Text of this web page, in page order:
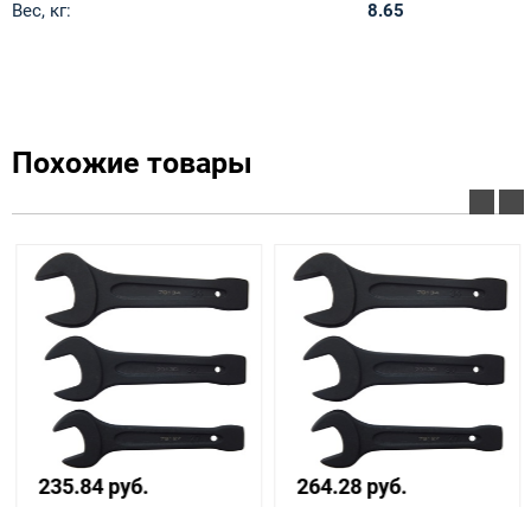
Вес, кг:
8.65
Похожие товары
235.84 руб. 264.28 руб.